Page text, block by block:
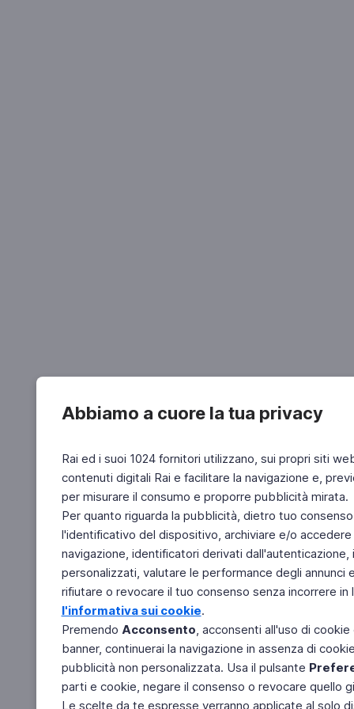
Abbiamo a cuore la tua privacy
Rai ed i suoi 1024 fornitori utilizzano, sui propri siti
contenuti digitali Rai e facilitare la navigazione e,
per misurare il consumo e proporre pubblicità mirata.
Per quanto riguarda la pubblicità, dietro tuo
l'identificativo del dispositivo, archiviare e/o
navigazione, identificatori derivati
personalizzati, valutare le performance degli
rifiutare o revocare il tuo consenso senza incorrere
l'informativa sui cookie.
Premendo Acconsento, acconsenti all'uso di
banner, continuerai la navigazione in assenza di
pubblicità non personalizzata. Usa il pulsante
parti e cookie, negare il consenso o revocare quello
Le scelte da te espresse verranno applicate al solo